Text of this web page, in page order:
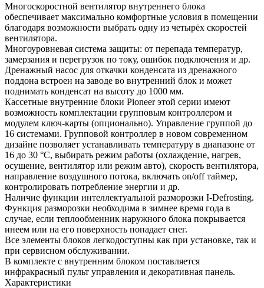
Многоскоростной вентилятор внутреннего блока
обеспечивает максимально комфортные условия в помещении
благодаря возможности выбрать одну из четырёх скоростей
вентилятора.
Многоуровневая система защиты: от перепада температур,
замерзания и перегрузок по току, ошибок подключения и др.
Дренажный насос для откачки конденсата из дренажного
поддона встроен на заводе во внутренний блок и может
поднимать конденсат на высоту до 1000 мм.
Кассетные внутренние блоки Pioneer этой серии имеют
возможность комплектации групповым контроллером и
модулем ключ-карты (опционально). Управление группой до
16 системами. Групповой контроллер в новом современном
дизайне позволяет устанавливать температуру в диапазоне от
16 до 30 °C, выбирать режим работы (охлаждение, нагрев,
осушение, вентилятор или режим авто), скорость вентилятора,
направление воздушного потока, включать on/off таймер,
контролировать потребление энергии и др.
Наличие функции интеллектуальной разморозки I-Defrosting.
Функция разморозки необходима в зимнее время года в
случае, если теплообменник наружного блока покрывается
инеем или на его поверхность попадает снег.
Все элементы блоков легкодоступны как при установке, так и
при сервисном обслуживании.
В комплекте с внутренним блоком поставляется
инфракрасный пульт управления и декоративная панель.
Характеристики